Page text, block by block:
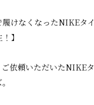
履けなくなったNIKEタ
】
依頼いただいたNIKE